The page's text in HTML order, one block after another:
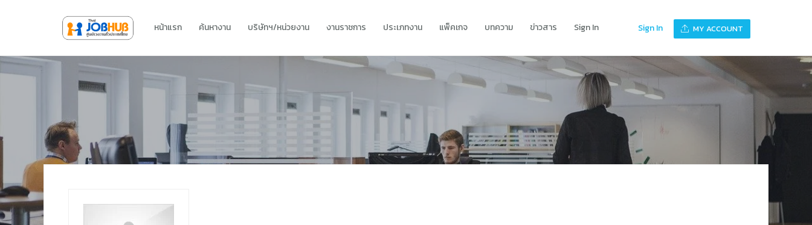
หน้าแรก ค้นหางาน บริษัทฯ/หน่วยงาน งานราชการ ประเภทงาน แพ็คเกจ บทความ ข่าวสาร Sign In Sign In MY ACCOUNT